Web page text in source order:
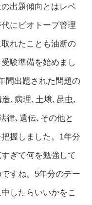
出題傾向とはレベ
にビオトープ管理
れたことも油断の
験準備を始めまし
間出題された問題の
､病理､土壌､昆虫､
律､遺伝､その他と
握しました。1年分
ぎて何を勉強して
すね。5年分のデー
したらいいかをこ